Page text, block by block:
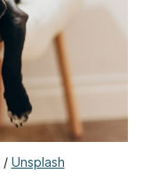
/ Unsplash